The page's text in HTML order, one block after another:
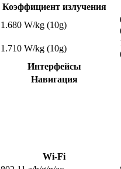
Коэффициент излучения
1.680 W/kg (10g)
1.710 W/kg (10g)
Интерфейсы
Навигация
Wi-Fi